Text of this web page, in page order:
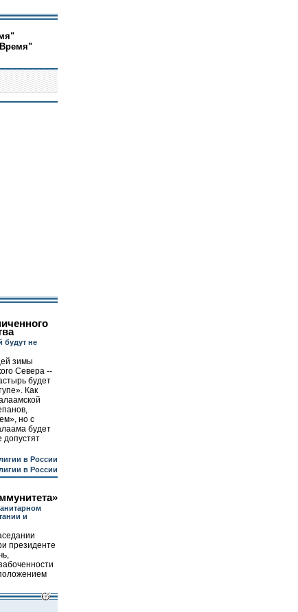
будут не
зимы
Севера --
будет
Как
но с
будет
допустят
в России
в России
и
президенте